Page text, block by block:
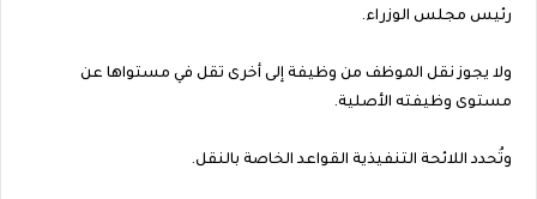
رئيس مجلس الوزراء.
ولا يجوز نقل الموظف من وظيفة إلى أخرى تقل في مستواها عن
مستوى وظيفته الأصلية.
وتُحدد اللائحة التنفيذية القواعد الخاصة بالنقل.